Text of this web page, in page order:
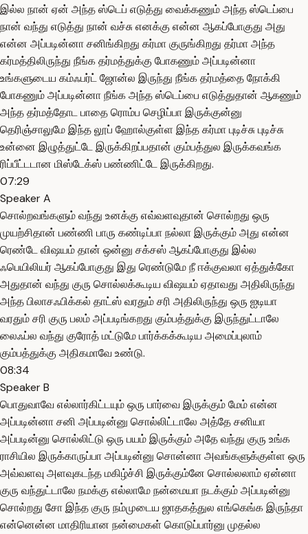
இல்ல நான் ஏன் அந்த ஸ்டெப் எடுத்து வைக்கணும் அந்த ஸ்டெப்பை
நான் வந்து எடுத்து நான் வச்சு எனக்கு என்ன ஆகப்போகுது அது
என்ன அப்படின்னா சனிங்கிறது கர்மா குருங்கிறது தர்மா அந்த
கர்மத்திலிருந்து நீங்க தர்மத்துக்கு போகணும் அப்படின்னா
உங்களுடைய கம்ஃபர்ட் ஜோன்ல இருந்து நீங்க தர்மத்தை நோக்கி
போகணும் அப்படின்னா நீங்க அந்த ஸ்டெப்பை எடுத்துதான் ஆகணும்
அந்த தர்மத்தோட பாதை ரொம்ப செழிப்பா இருக்குன்னு
தெரிஞ்சாலுமே இந்த லூப் ஹோல்குள்ள இந்த கர்மா புடிச்சு புடிச்சு
உன்னை இழுத்துட்டே இருக்கிறப்பதான் கும்பத்துல இருக்கவங்க
ரிப்பீட்டடான மிஸ்டேக்ஸ் பண்ணிட்டே இருக்கிறது.
07:29
Speaker A
சொல்றவங்களும் வந்து உனக்கு எவ்வளவுதான் சொல்றது ஒரு
முயற்சிதான் பண்ணி பாரு கண்டிப்பா நல்லா இருக்கும் அது என்ன
ரெண்டே விஷயம் தான் ஒன்னு சக்சஸ் ஆகப்போகுது இல்ல
ஃபெயிலியர் ஆகப்போகுது இது ரெண்டுமே நீ ஈக்குவலா ஏத்துக்கோ
அதுதான் வந்து குரு சொல்லக்கூடிய விஷயம் ஏதாவது அதிலிருந்து
அந்த பிலாசஃபிக்கல் தாட்ஸ் வரதும் சரி அதிலிருந்து ஒரு ஐடியா
வரதும் சரி குரு பலம் அப்படிங்கறது கும்பத்துக்கு இருந்துட்டாலே
லைஃப்ல வந்து குரோத் மட்டுமே பார்க்கக்கூடிய அமைப்புலாம்
கும்பத்துக்கு அதிகமாவே உண்டு.
08:34
Speaker B
பொதுவாவே எல்லார்கிட்டயும் ஒரு பார்வை இருக்கும் மேம் என்ன
அப்படின்னா சனி அப்படின்னு சொல்லிட்டாலே அத்தே சனியா
அப்படின்னு சொல்லிட்டு ஒரு பயம் இருக்கும் அதே வந்து குரு உங்க
ராசியில இருக்காருப்பா அப்படின்னு சொன்னா அவங்களுக்குள்ள ஒரு
அவ்வளவு அளவுகடந்த மகிழ்ச்சி இருக்கும்னே சொல்லலாம் ஏன்னா
குரு வந்துட்டாலே நமக்கு எல்லாமே நன்மையா நடக்கும் அப்படின்னு
சொல்றது சோ இந்த குரு நம்முடைய ஜாதகத்துல எங்கெங்க இருந்தா
என்னென்ன மாதிரியான நன்மைகள் கொடுப்பார்னு முதல்ல